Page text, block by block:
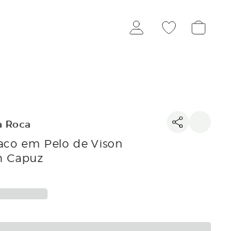
Roca
em Pelo de Vison
Capuz